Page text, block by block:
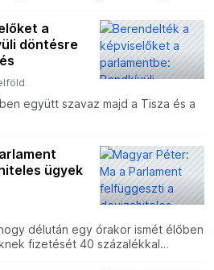
a
döntésre
együtt szavaz majd a Tisza és a
ügyek
délután egy órakor ismét élőben
fizetését 40 százalékkal